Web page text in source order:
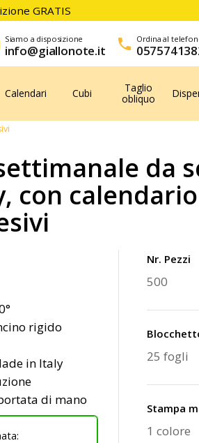
GRATIS
Siamo a disposizione
info@giallonote.it call Ordina al
Calendari Cubi
Taglio
obliquo
da
con
rigido
in Italy
di mano
Nr. Pezzi
Stampa